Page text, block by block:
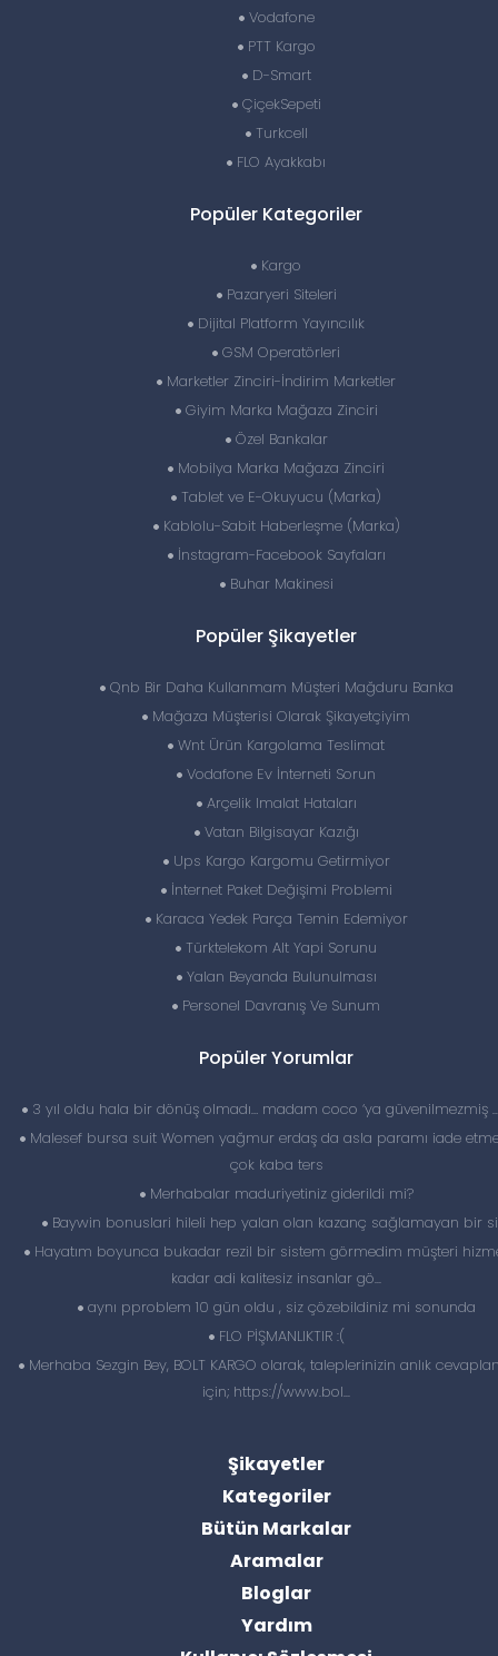
Vodafone
PTT Kargo
D-Smart
ÇiçekSepeti
Turkcell
FLO Ayakkabı
Popüler Kategoriler
Kargo
Pazaryeri Siteleri
Dijital Platform Yayıncılık
GSM Operatörleri
Marketler Zinciri-İndirim Marketler
Giyim Marka Mağaza Zinciri
Özel Bankalar
Mobilya Marka Mağaza Zinciri
Tablet ve E-Okuyucu (Marka)
Kablolu-Sabit Haberleşme (Marka)
İnstagram-Facebook Sayfaları
Buhar Makinesi
Popüler Şikayetler
Qnb Bir Daha Kullanmam Müşteri Mağduru Banka
Mağaza Müşterisi Olarak Şikayetçiyim
Wnt Ürün Kargolama Teslimat
Vodafone Ev İnterneti Sorun
Arçelik Imalat Hataları
Vatan Bilgisayar Kazığı
Ups Kargo Kargomu Getirmiyor
İnternet Paket Değişimi Problemi
Karaca Yedek Parça Temin Edemiyor
Türktelekom Alt Yapi Sorunu
Yalan Beyanda Bulunulması
Personel Davranış Ve Sunum
Popüler Yorumlar
3 yıl oldu hala bir dönüş olmadı… madam coco ‘ya güvenilmezmiş
Malesef bursa suit Women yağmur erdaş da asla paramı iade
çok kaba ters
Merhabalar maduriyetiniz giderildi mi?
Baywin bonuslari hileli hep yalan olan kazanç sağlamayan bir
Hayatım boyunca bukadar rezil bir sistem görmedim müşteri
kadar adi kalitesiz insanlar gö...
aynı pproblem 10 gün oldu , siz çözebildiniz mi sonunda
FLO PİŞMANLIKTIR :(
Merhaba Sezgin Bey, BOLT KARGO olarak, taleplerinizin anlık
için; https://www.bol...
Şikayetler
Kategoriler
Bütün Markalar
Aramalar
Bloglar
Yardım